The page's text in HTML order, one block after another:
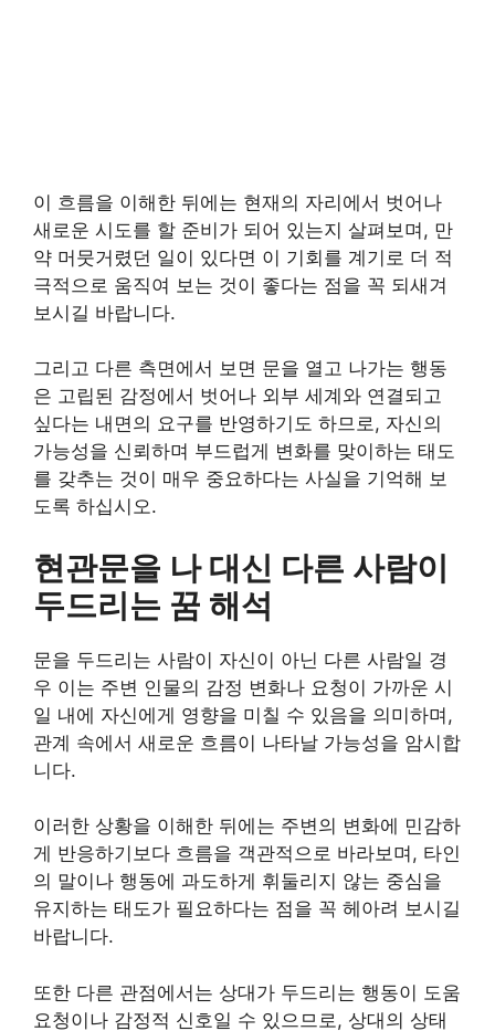
이 흐름을 이해한 뒤에는 현재의 자리에서 벗어나
새로운 시도를 할 준비가 되어 있는지 살펴보며, 만
약 머뭇거렸던 일이 있다면 이 기회를 계기로 더 적
극적으로 움직여 보는 것이 좋다는 점을 꼭 되새겨
보시길 바랍니다.
그리고 다른 측면에서 보면 문을 열고 나가는 행동
은 고립된 감정에서 벗어나 외부 세계와 연결되고
싶다는 내면의 요구를 반영하기도 하므로, 자신의
가능성을 신뢰하며 부드럽게 변화를 맞이하는 태도
를 갖추는 것이 매우 중요하다는 사실을 기억해 보
도록 하십시오.
현관문을 나 대신 다른 사람이
두드리는 꿈 해석
문을 두드리는 사람이 자신이 아닌 다른 사람일 경
우 이는 주변 인물의 감정 변화나 요청이 가까운 시
일 내에 자신에게 영향을 미칠 수 있음을 의미하며,
관계 속에서 새로운 흐름이 나타날 가능성을 암시합
니다.
이러한 상황을 이해한 뒤에는 주변의 변화에 민감하
게 반응하기보다 흐름을 객관적으로 바라보며, 타인
의 말이나 행동에 과도하게 휘둘리지 않는 중심을
유지하는 태도가 필요하다는 점을 꼭 헤아려 보시길
바랍니다.
또한 다른 관점에서는 상대가 두드리는 행동이 도움
요청이나 감정적 신호일 수 있으므로, 상대의 상태